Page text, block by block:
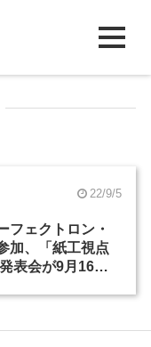
22/9/5
フェクトロン・
加、「紙工視点
表会が9月16日